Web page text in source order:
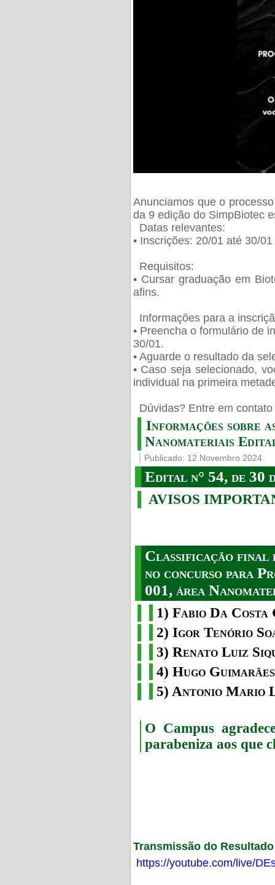
Anunciamos que o
da 9 edição do SimpBiotec
Datas relevantes:
• Inscrições: 20/01 até 30/01
Requisitos:
• Cursar graduação em
afins.
Informações para a
• Preencha o formulário de
30/01.
• Aguarde o resultado da
• Caso seja selecionado,
individual na primeira
Dúvidas? Entre em
Informações sobre
Nanomateriais
Publicado: 12 Novembro 2024
Edital n° 54, de 30
AVISOS
Classificação final
no concurso para
001, área
1) Fabio Da
2) Igor Tenório
3) Renato Luiz
4) Hugo
5) Antonio Mario
O Campus
parabeniza aos que
Transmissão do
https://youtube.com/live/